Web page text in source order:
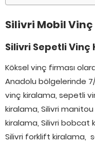
Silivri Mobil
Silivri Sepetli Vinç
Köksel vinç firması
Anadolu bölgelerinde
vinç kiralama, sepetli
kiralama, Silivri
kiralama, Silivri bobcat
Silivri forklift kiralama,